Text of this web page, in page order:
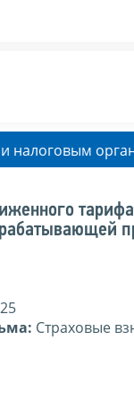
налоговым
Страховые